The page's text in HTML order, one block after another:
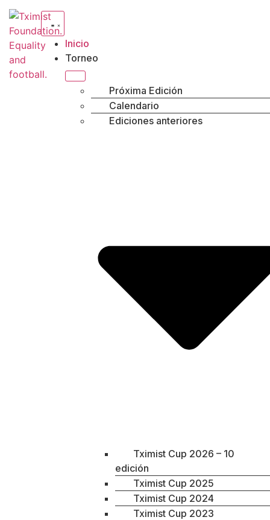
Inicio
Torneo
Próxima Edición
Calendario
Ediciones anteriores
Tximist Cup 2026 – 10
edición
Tximist Cup 2025
Tximist Cup 2024
Tximist Cup 2023